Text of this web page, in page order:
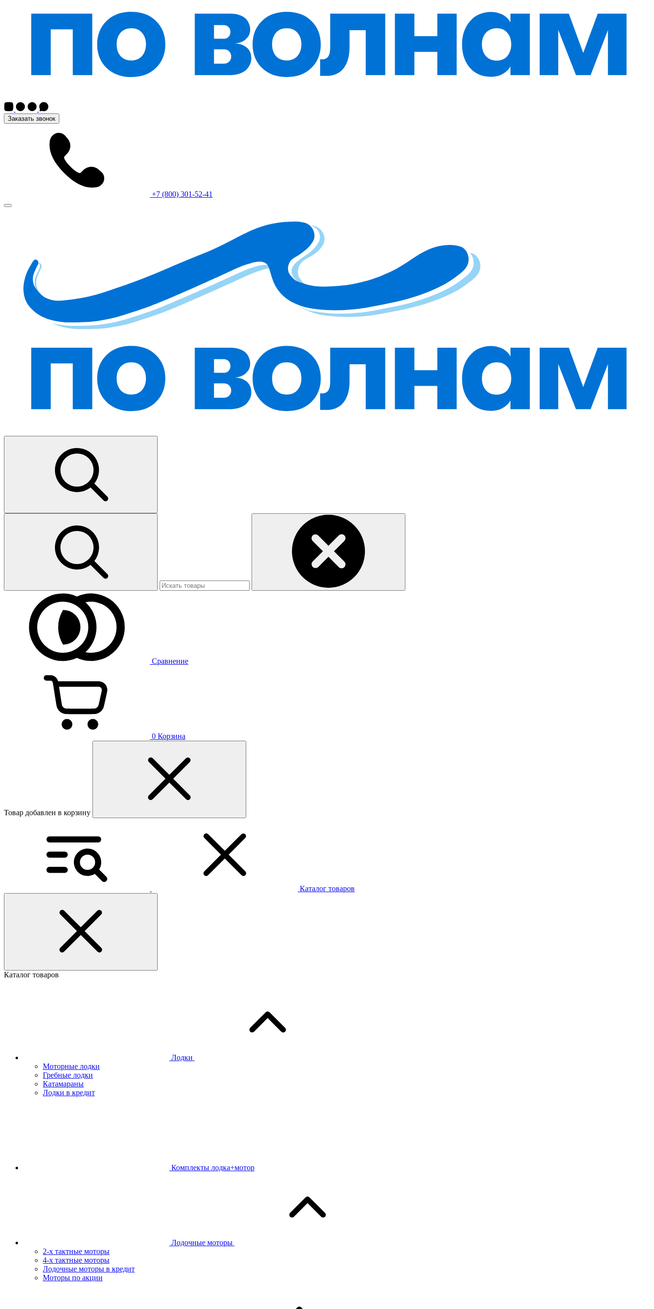
Заказать звонок
+7 (800) 301-52-41
Сравнение
0 Корзина
Товар добавлен в корзину
Каталог товаров
Каталог товаров
Лодки
Моторные лодки
Гребные лодки
Катамараны
Лодки в кредит
Комплекты лодка+мотор
Лодочные моторы
2-х тактные моторы
4-х тактные моторы
Лодочные моторы в кредит
Моторы по акции